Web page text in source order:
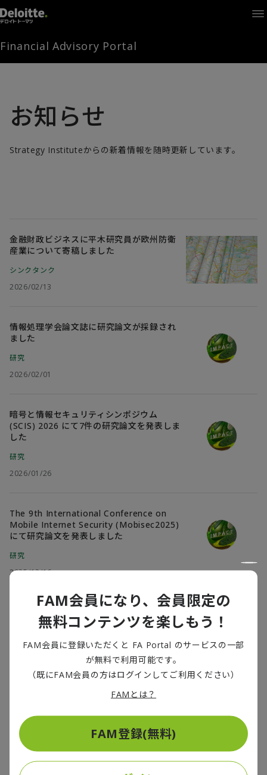
Home
Times
Channel
Library
お問い合わせ
ログイン FAM会員登録
Financial Advisory Portal
お知らせ
Strategy Instituteからの新着情報を随時更新しています。
金融財政ビジネスに平木研究員が欧州防衛
産業について寄稿しました
シンクタンク
2026/02/13
情報処理学会論文誌に研究論文が採録され
ました
研究
2026/02/01
暗号と情報セキュリティシンポジウム
(SCIS) 2026 にて7件の研究論文を発表しま
した
研究
2026/01/26
The 9th International Conference on
Mobile Internet Security (Mobisec2025)
にて研究論文を発表しました
研究
2025/12/16
金融財政ビジネスに平木研究員がレアアー
ス規制について寄稿しました
シンクタンク
第12回ASF次世代セキュリティシンポジウ
研究
2025/12/04
FAM会員になり、会員限定の
無料コンテンツを楽しもう！
FAM会員に登録いただくと FA Portal のサービスの一部
が無料で利用可能です。
（既にFAM会員の方はログインしてご利用ください）
FAMとは？
FAM登録(無料)